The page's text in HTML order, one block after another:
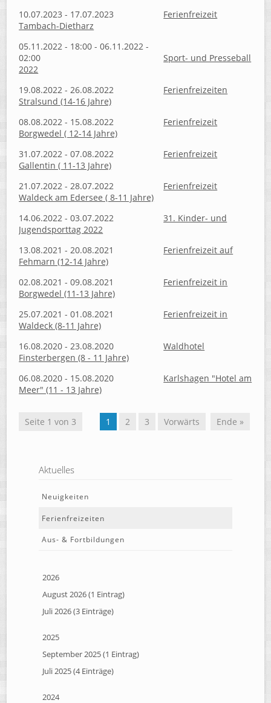
10.07.2023 - 17.07.2023
Ferienfreizeit
Tambach-Dietharz
05.11.2022 - 18:00 - 06.11.2022 -
02:00
Sport- und Presseball
2022
19.08.2022 - 26.08.2022
Ferienfreizeiten
Stralsund (14-16 Jahre)
08.08.2022 - 15.08.2022
Ferienfreizeit
Borgwedel ( 12-14 Jahre)
31.07.2022 - 07.08.2022
Ferienfreizeit
Gallentin ( 11-13 Jahre)
21.07.2022 - 28.07.2022
Ferienfreizeit
Waldeck am Edersee ( 8-11 Jahre)
14.06.2022 - 03.07.2022
31. Kinder- und
Jugendsporttag 2022
13.08.2021 - 20.08.2021
Ferienfreizeit auf
Fehmarn (12-14 Jahre)
02.08.2021 - 09.08.2021
Ferienfreizeit in
Borgwedel (11-13 Jahre)
25.07.2021 - 01.08.2021
Ferienfreizeit in
Waldeck (8-11 Jahre)
16.08.2020 - 23.08.2020
Waldhotel
Finsterbergen (8 - 11 Jahre)
06.08.2020 - 15.08.2020
Karlshagen "Hotel am
Meer" (11 - 13 Jahre)
Seite 1 von 3 1 2 3 Vorwärts Ende »
Aktuelles
Neuigkeiten
Ferienfreizeiten
Aus- & Fortbildungen
2026
August 2026 (1 Eintrag)
Juli 2026 (3 Einträge)
2025
September 2025 (1 Eintrag)
Juli 2025 (4 Einträge)
2024